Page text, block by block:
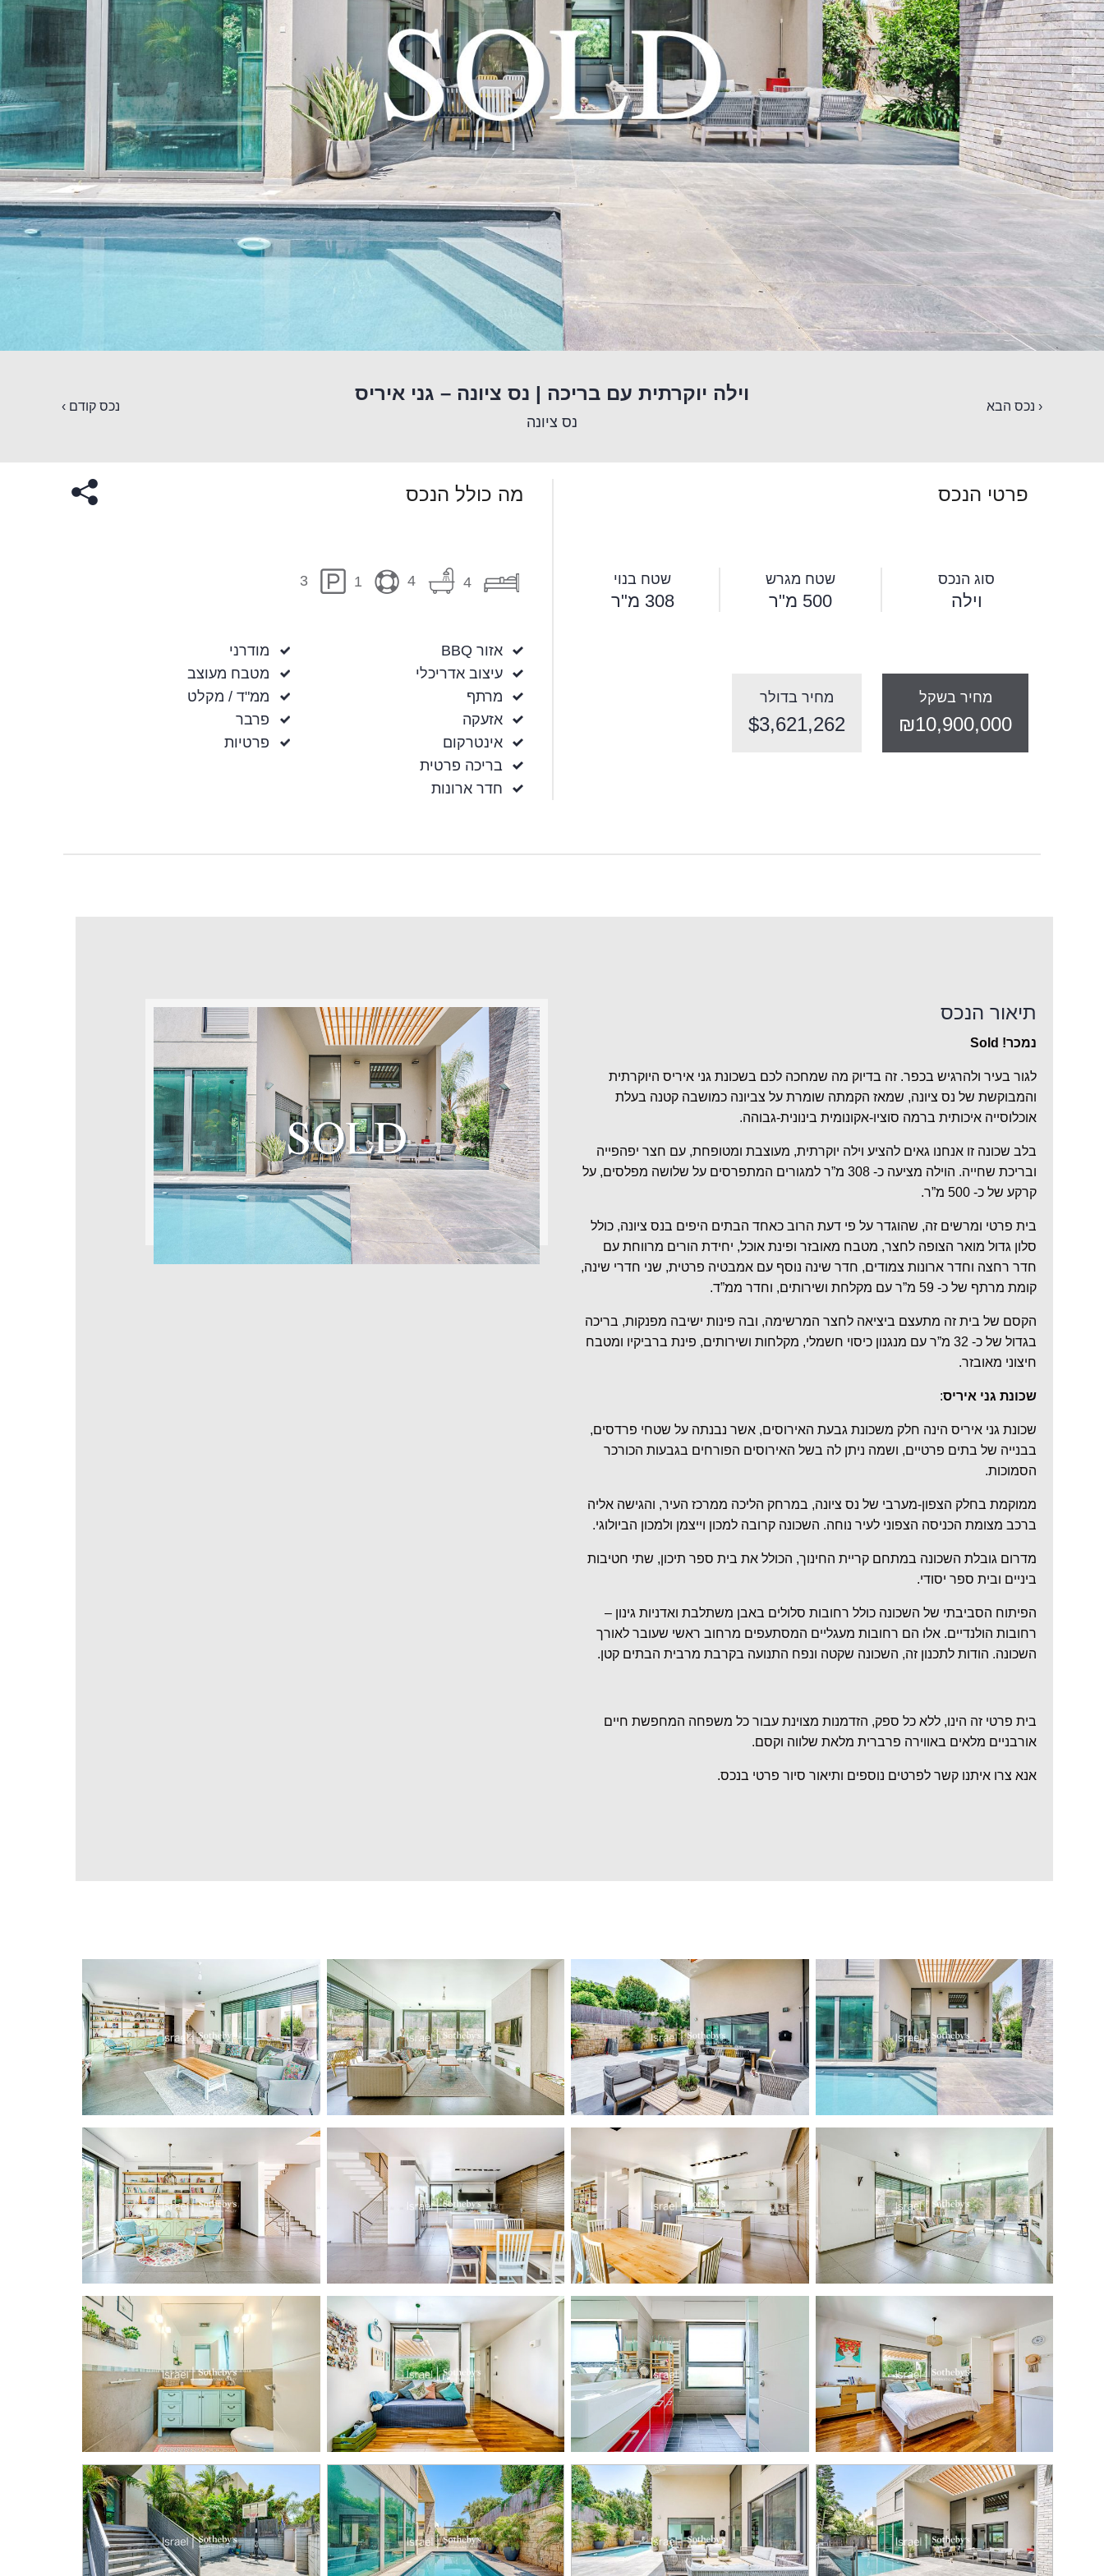
וילה יוקרתית עם בריכה | נס ציונה – גני איריס
נס ציונה
‹ נכס הבא נכס קודם ›
פרטי הנכס
סוג הנכס
וילה
שטח מגרש
500 מ"ר
שטח בנוי
308 מ"ר
מחיר בשקל
₪10,900,000
מחיר בדולר
$3,621,262
מה כולל הנכס
4
4
1
3
אזור BBQ
עיצוב אדריכלי
מרתף
אזעקה
אינטרקום
בריכה פרטית
חדר ארונות
מודרני
מטבח מעוצב
ממ"ד / מקלט
פרבר
פרטיות
תיאור הנכס
נמכר! Sold
לגור בעיר ולהרגיש בכפר. זה בדיוק מה שמחכה לכם בשכונת גני איריס היוקרתית
והמבוקשת של נס ציונה, שמאז הקמתה שומרת על צביונה כמושבה קטנה בעלת
אוכלוסייה איכותית ברמה סוציו-אקונומית בינונית-גבוהה.
בלב שכונה זו אנחנו גאים להציע וילה יוקרתית, מעוצבת ומטופחת, עם חצר יפהפייה
ובריכת שחייה. הוילה מציעה כ- 308 מ”ר למגורים המתפרסים על שלושה מפלסים, על
קרקע של כ- 500 מ”ר.
בית פרטי ומרשים זה, שהוגדר על פי דעת הרוב כאחד הבתים היפים בנס ציונה, כולל
סלון גדול מואר הצופה לחצר, מטבח מאובזר ופינת אוכל, יחידת הורים מרווחת עם
חדר רחצה וחדר ארונות צמודים, חדר שינה נוסף עם אמבטיה פרטית, שני חדרי שינה,
קומת מרתף של כ- 59 מ”ר עם מקלחת ושירותים, וחדר ממ”ד.
הקסם של בית זה מתעצם ביציאה לחצר המרשימה, ובה פינות ישיבה מפנקות, בריכה
בגדול של כ- 32 מ”ר עם מנגנון כיסוי חשמלי, מקלחות ושירותים, פינת ברביקיו ומטבח
חיצוני מאובזר.
שכונת גני איריס:
שכונת גני איריס הינה חלק משכונת גבעת האירוסים, אשר נבנתה על שטחי פרדסים,
בבנייה של בתים פרטיים, ושמה ניתן לה בשל האירוסים הפורחים בגבעות הכורכר
הסמוכות.
ממוקמת בחלק הצפון-מערבי של נס ציונה, במרחק הליכה ממרכז העיר, והגישה אליה
ברכב מצומת הכניסה הצפוני לעיר נוחה. השכונה קרובה למכון וייצמן ולמכון הביולוגי.
מדרום גובלת השכונה במתחם קריית החינוך, הכולל את בית ספר תיכון, שתי חטיבות
ביניים ובית ספר יסודי.
הפיתוח הסביבתי של השכונה כולל רחובות סלולים באבן משתלבת ואדניות גינון –
רחובות הולנדיים. אלו הם רחובות מעגליים המסתעפים מרחוב ראשי שעובר לאורך
השכונה. הודות לתכנון זה, השכונה שקטה ונפח התנועה בקרבת מרבית הבתים קטן.
בית פרטי זה הינו, ללא כל ספק, הזדמנות מצוינת עבור כל משפחה המחפשת חיים
אורבניים מלאים באווירה פרברית מלאת שלווה וקסם.
אנא צרו איתנו קשר לפרטים נוספים ותיאור סיור פרטי בנכס.